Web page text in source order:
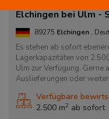
Elchingen bei Ulm -
89275 Elchingen ,
Es stehen ab sofort
Lagerkapazitäten von
Ulm zur Verfügung. Gerne
Auslieferungen oder
Verfügbare
2.500 m2 ab sofort